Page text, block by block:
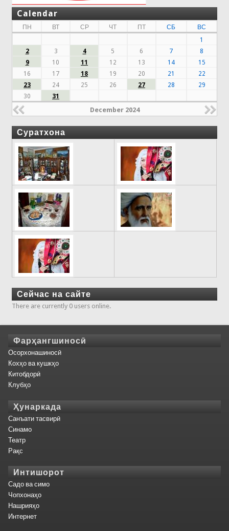
Calendar
ПН ВТ СР ЧТ ПТ СБ
ВС
1
2
3 4 5 6 7
8
9
10 11 12 13 14
15
16
17 18 19 20 21
22
23
24 25 26 27 28
29
30
31
December 2024
Суратхона
Сейчас на сайте
There are currently 0 users online.
Фарҳангшиносӣ
Осорхонашиносӣ
Кохҳо ва кушкҳо
Китобдорӣ
Клубҳо
Ҳунаркада
Санъати тасвирӣ
Синамо
Театр
Рақс
Интишорот
Садо ва симо
Чопхонаҳо
Нашрияҳо
Интернет